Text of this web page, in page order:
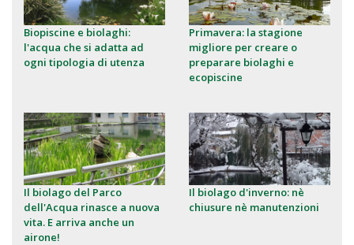
Biopiscine e biolaghi:
l'acqua che si adatta ad
ogni tipologia di utenza
Primavera: la stagione
migliore per creare o
preparare biolaghi e
ecopiscine
Il biolago del Parco
dell'Acqua rinasce a nuova
vita. E arriva anche un
airone!
Il biolago d'inverno: nè
chiusure nè manutenzioni